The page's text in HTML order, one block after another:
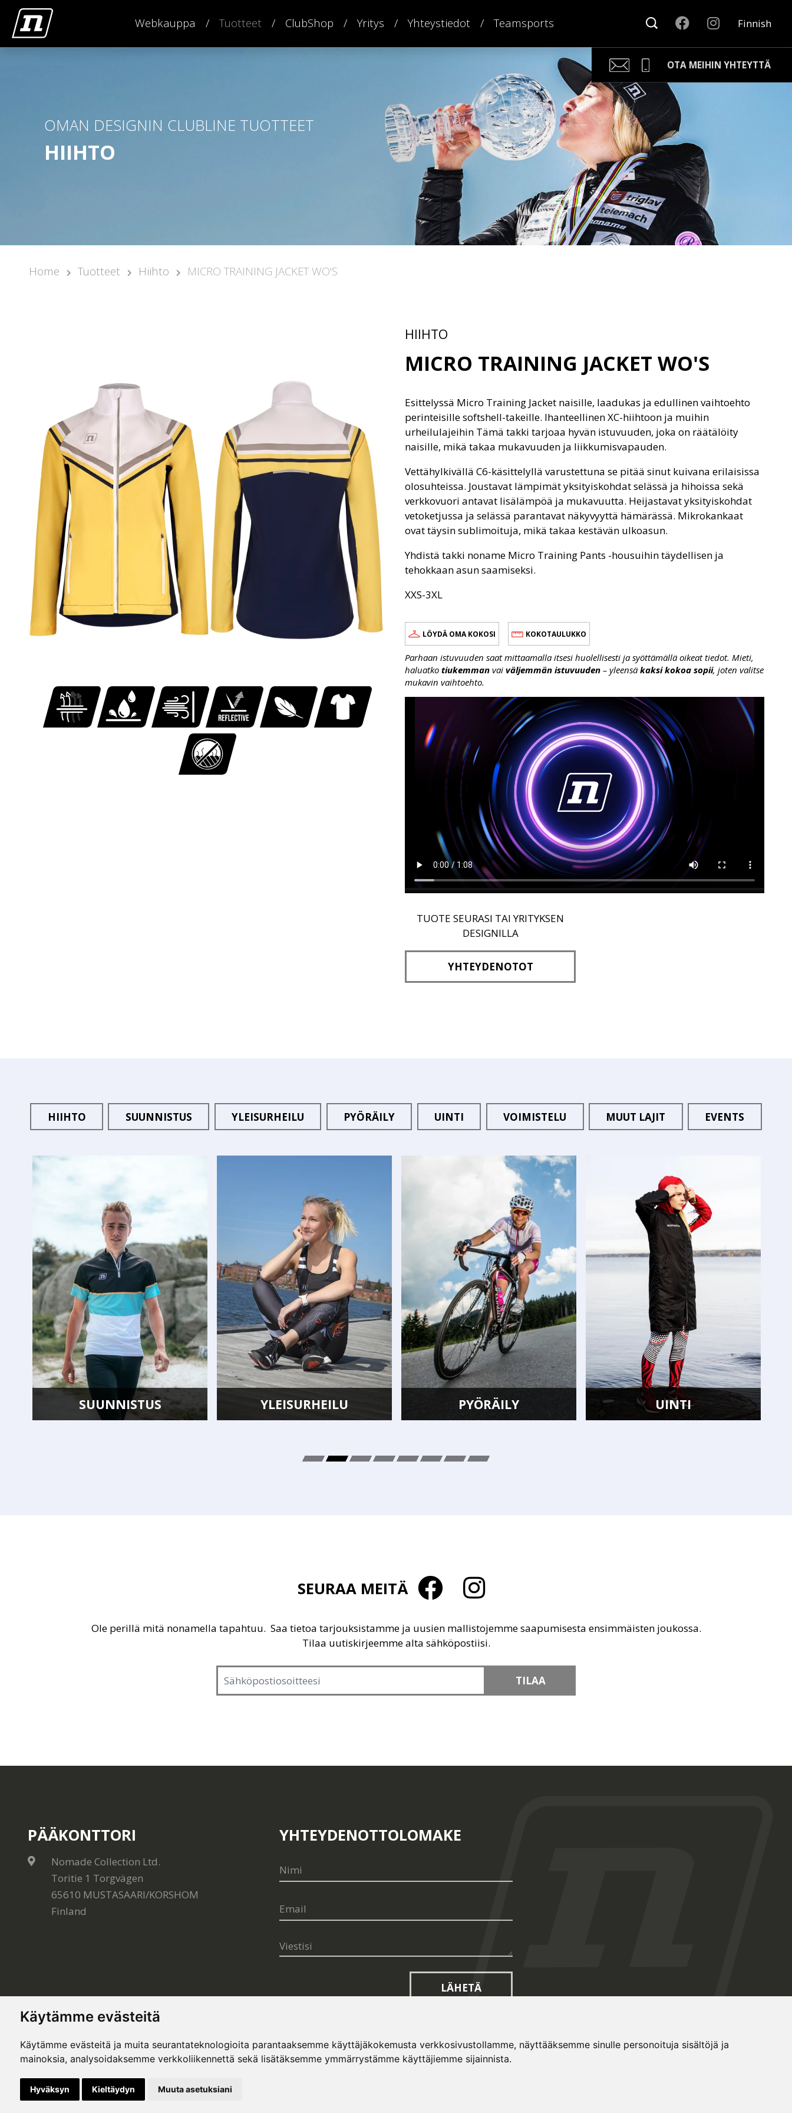
Käytämme evästeitä
Käytämme evästeitä ja muita seurantateknologioita parantaaksemme käyttäjäkokemusta verkkosivustollamme, näyttääksemme sinulle personoituja sisältöjä ja
mainoksia, analysoidaksemme verkkoliikennettä sekä lisätäksemme ymmärrystämme käyttäjiemme sijainnista.
Hyväksyn Kieltäydyn Muuta asetuksiani
Webkauppa Tuotteet ClubShop Yritys Yhteystiedot Teamsports Finnish
OMAN DESIGNIN CLUBLINE TUOTTEET
HIIHTO
OTA MEIHIN YHTEYTTÄ
Kari Arponen
Avainasiakaspäällikkö
kari.arponen@nonamesport.com
Phone:+358 40 5527 988
Samu Laine
Myyntipäällikkö
samu@nonamesport.com
Phone:+358 50 596 8651
Home Tuotteet Hiihto MICRO TRAINING JACKET WO'S
HIIHTO
MICRO TRAINING JACKET WO'S
Esittelyssä Micro Training Jacket naisille, laadukas ja edullinen vaihtoehto
perinteisille softshell-takeille. Ihanteellinen XC-hiihtoon ja muihin
urheilulajeihin Tämä takki tarjoaa hyvän istuvuuden, joka on räätälöity
naisille, mikä takaa mukavuuden ja liikkumisvapauden.
Vettähylkivällä C6-käsittelyllä varustettuna se pitää sinut kuivana erilaisissa
olosuhteissa. Joustavat lämpimät yksityiskohdat selässä ja hihoissa sekä
verkkovuori antavat lisälämpöä ja mukavuutta. Heijastavat yksityiskohdat
vetoketjussa ja selässä parantavat näkyvyyttä hämärässä. Mikrokankaat
ovat täysin sublimoituja, mikä takaa kestävän ulkoasun.
Yhdistä takki noname Micro Training Pants -housuihin täydellisen ja
tehokkaan asun saamiseksi.
XXS-3XL
LÖYDÄ OMA KOKOSI KOKOTAULUKKO
Parhaan istuvuuden saat mittaamalla itsesi huolellisesti ja syöttämällä oikeat tiedot. Mieti,
haluatko tiukemman vai väljemmän istuvuuden – yleensä kaksi kokoa sopii, joten valitse
mukavin vaihtoehto.
TUOTE SEURASI TAI YRITYKSEN
DESIGNILLA
YHTEYDENOTOT
HIIHTO SUUNNISTUS YLEISURHEILU PYÖRÄILY UINTI VOIMISTELU MUUT LAJIT EVENTS
YLEISURHEILU PYÖRÄILY UINTI VOIMISTELU
SEURAA MEITÄ
Ole perillä mitä nonamella tapahtuu. Saa tietoa tarjouksistamme ja uusien mallistojemme saapumisesta ensimmäisten joukossa.
Tilaa uutiskirjeemme alta sähköpostiisi.
TILAA
PÄÄKONTTORI
Nomade Collection Ltd.
Toritie 1 Torgvägen
65610 MUSTASAARI/KORSHOM
Finland
YHTEYDENOTTOLOMAKE
LÄHETÄ
This site is protected by Google reCAPTCHA and the GooglePrivacy Policy